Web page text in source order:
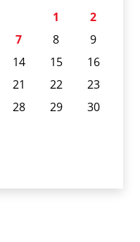
1
2
7 8
9
14 15
16
21 22
23
28 29
30